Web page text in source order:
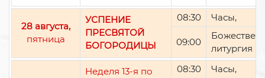
28 августа,
пятница
УСПЕНИЕ
ПРЕСВЯТОЙ
БОГОРОДИЦЫ
08:30 Часы,
09:00
литургия
Неделя 13-я по
08:30 Часы,